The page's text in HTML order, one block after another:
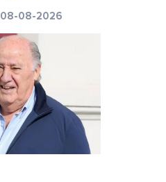
08-08-2026